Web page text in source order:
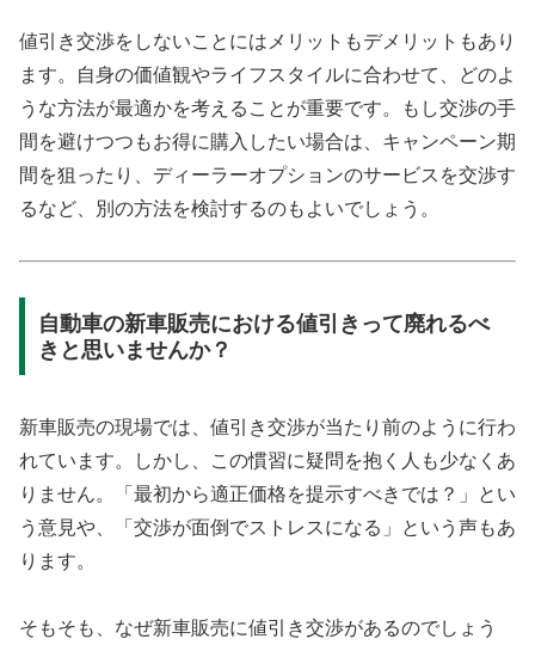
値引き交渉をしないことにはメリットもデメリットもあり
ます。自身の価値観やライフスタイルに合わせて、どのよ
うな方法が最適かを考えることが重要です。もし交渉の手
間を避けつつもお得に購入したい場合は、キャンペーン期
間を狙ったり、ディーラーオプションのサービスを交渉す
るなど、別の方法を検討するのもよいでしょう。
自動車の新車販売における値引きって廃れるべ
きと思いませんか？
新車販売の現場では、値引き交渉が当たり前のように行わ
れています。しかし、この慣習に疑問を抱く人も少なくあ
りません。「最初から適正価格を提示すべきでは？」とい
う意見や、「交渉が面倒でストレスになる」という声もあ
ります。
そもそも、なぜ新車販売に値引き交渉があるのでしょう